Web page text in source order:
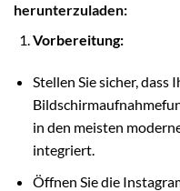
herunterzuladen:
Vorbereitung:
Stellen Sie sicher, dass
in den meisten
integriert.
Öffnen Sie die